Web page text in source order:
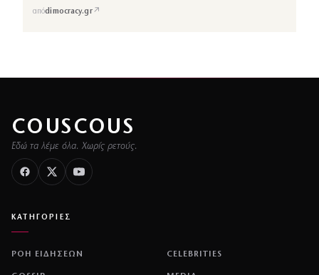
απόdimocracy.gr↗
COUSCOUS
Εδώ τα λέμε όλα. Χωρίς ρετούς.
ΚΑΤΗΓΟΡΙΕΣ
ΡΟΗ ΕΙΔΗΣΕΩΝ CELEBRITIES